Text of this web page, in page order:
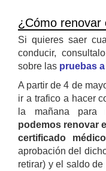
¿Cómo renovar
Si quieres saer
conducir,
sobre las pruebas
A partir de 4 de
ir a trafico a hacer
la mañana para
podemos renovar
certificado
aprobación del
retirar) y el saldo